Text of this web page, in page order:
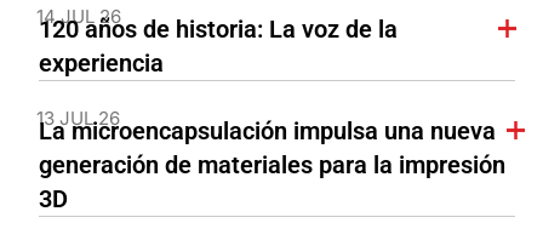
14 JUL 26
120 años de historia: La voz de la
experiencia
13 JUL 26
La microencapsulación impulsa una nueva
generación de materiales para la impresión
3D